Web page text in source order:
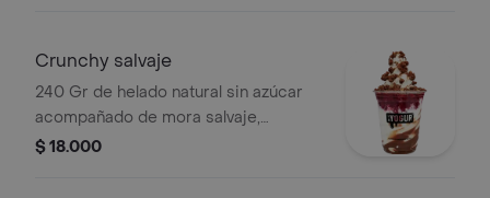
Crunchy salvaje
240 Gr de helado natural sin azúcar
acompañado de mora salvaje,
chocolate cosmic y 1 topping de lujo.
$ 18.000